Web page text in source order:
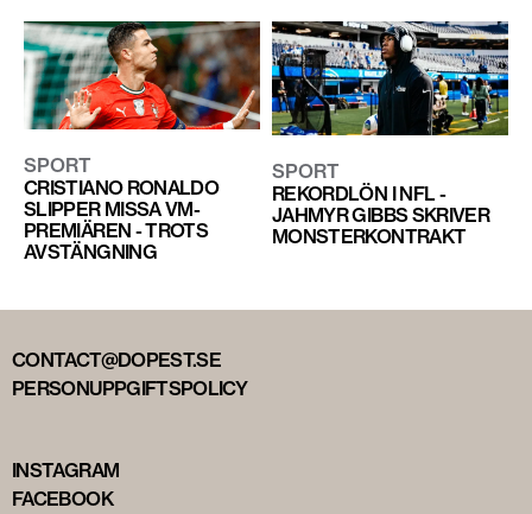
SPORT
CRISTIANO RONALDO
SLIPPER MISSA VM-
PREMIÄREN - TROTS
AVSTÄNGNING
SPORT
REKORDLÖN I NFL -
JAHMYR GIBBS SKRIVER
MONSTERKONTRAKT
CONTACT@DOPEST.SE
PERSONUPPGIFTSPOLICY
INSTAGRAM
FACEBOOK